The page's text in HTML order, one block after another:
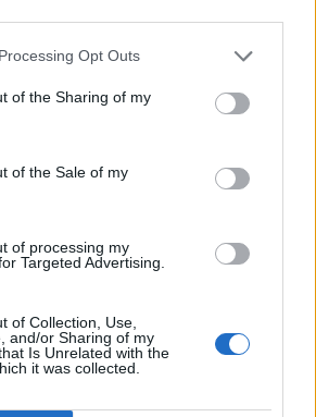
Opt Outs
of the Sharing of my
of the Sale of my
of processing my
Targeted Advertising.
of Collection, Use,
and/or Sharing of my
Is Unrelated with the
it was collected.
portfolio.hu hírarchívumához
olvasása előfizetéses
tartalmazza:
cikkarchívum
elmúlt 2 év napon belüli
Előfizetés
VAGY?BEJELENTKEZÉS